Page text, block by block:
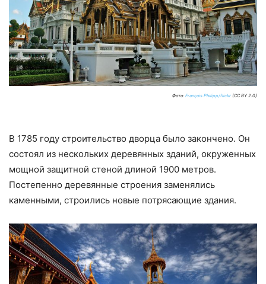
Фото: François Philipp/flickr (CC BY 2.0)
В 1785 году строительство дворца было закончено. Он
состоял из нескольких деревянных зданий, окруженных
мощной защитной стеной длиной 1900 метров.
Постепенно деревянные строения заменялись
каменными, строились новые потрясающие здания.